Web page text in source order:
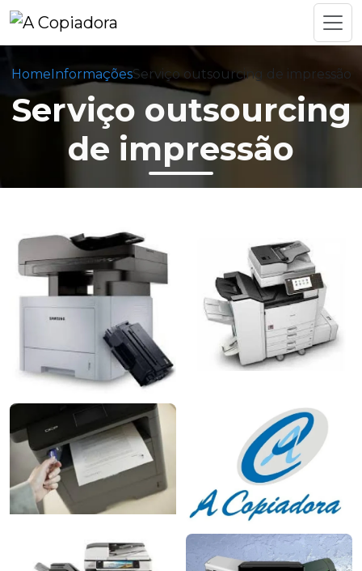
HomeInformaçõesServiço outsourcing de impressão
Serviço outsourcing
de impressão